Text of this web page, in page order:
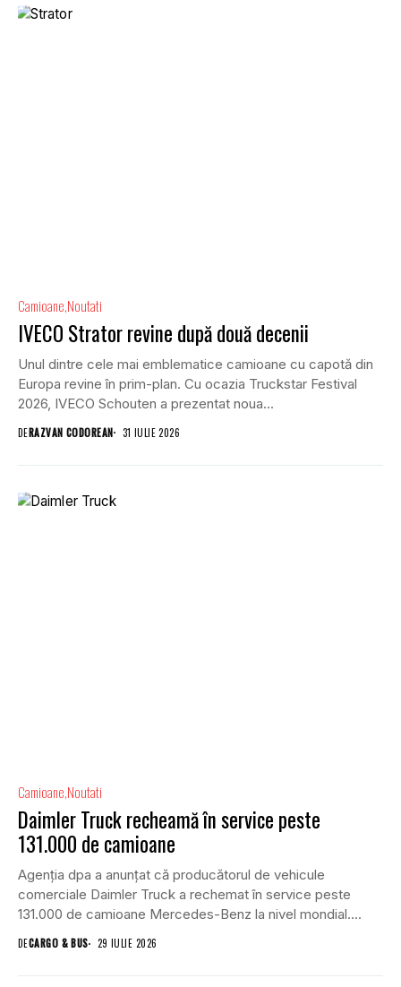
Camioane Noutati
IVECO Strator revine după două decenii
Unul dintre cele mai emblematice camioane cu capotă din
Europa revine în prim-plan. Cu ocazia Truckstar Festival
2026, IVECO Schouten a prezentat noua...
DERAZVAN CODOREAN 31 IULIE 2026
Camioane Noutati
Daimler Truck recheamă în service peste
131.000 de camioane
Agenția dpa a anunțat că producătorul de vehicule
comerciale Daimler Truck a rechemat în service peste
131.000 de camioane Mercedes-Benz la nivel mondial....
DECARGO & BUS 29 IULIE 2026